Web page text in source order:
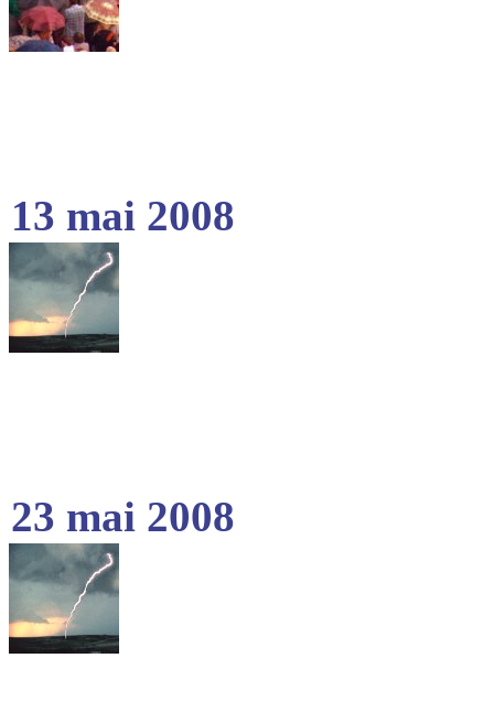
13 mai 2008
23 mai 2008